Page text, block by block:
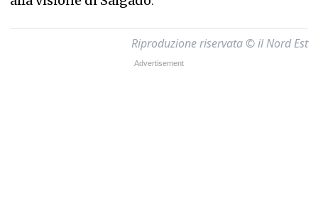
Riproduzione riservata © il Nord Est